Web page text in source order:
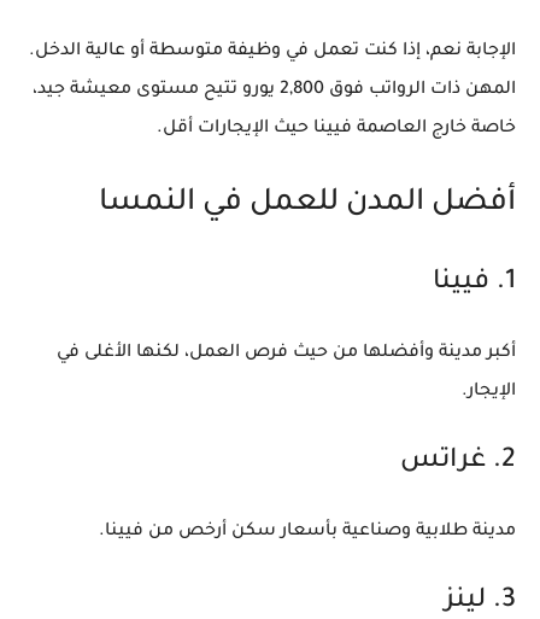
الإجابة نعم، إذا كنت تعمل في وظيفة متوسطة أو عالية الدخل.
المهن ذات الرواتب فوق 2,800 يورو تتيح مستوى معيشة جيد،
خاصة خارج العاصمة فيينا حيث الإيجارات أقل.
أفضل المدن للعمل في النمسا
1. فيينا
أكبر مدينة وأفضلها من حيث فرص العمل، لكنها الأغلى في
الإيجار.
2. غراتس
مدينة طلابية وصناعية بأسعار سكن أرخص من فيينا.
3. لينز